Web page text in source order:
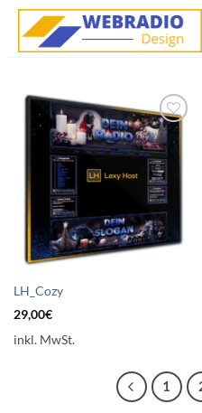
Auf die
Wunschliste
setzen
LH_Cozy
29,00€
inkl. MwSt.
1